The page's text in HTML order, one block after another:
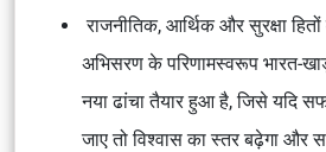
राजनीतिक, आर्थिक और सुरक्षा
अभिसरण के परिणामस्वरूप भारत-
नया ढांचा तैयार हुआ है, जिसे यदि
जाए तो विश्वास का स्तर बढ़ेगा और